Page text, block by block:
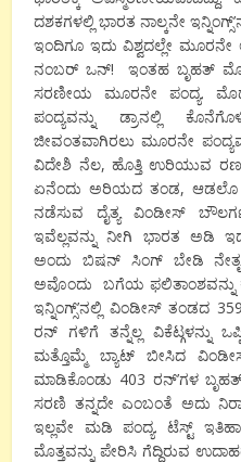
ದಶಕಗಳಲ್ಲಿ ಭಾರತ ನಾಲ್ಕನೇ
ಇಂದಿಗೂ ಇದು ವಿಶ್ವದಲ್ಲೇ
ನಂಬರ್ ಒನ್! ಇಂತಹ ಬೃಹತ್
ಸರಣೀಯ ಮೂರನೇ ಪಂದ್ಯ.
ಪಂದ್ಯವನ್ನು ಡ್ರಾನಲ್ಲಿ
ಜೀವಂತವಾಗಿರಲು ಮೂರನೇ
ವಿದೇಶಿ ನೆಲ, ಹೊತ್ತಿ ಉರಿಯುವ
ಏನೆಂದು ಅರಿಯದ ತಂಡ,
ನಡೆಸುವ ದೈತ್ಯ ವಿಂಡೀಸ್
ಇವೆಲ್ಲವನ್ನು ನೀಗಿ ಭಾರತ ಅಡಿ
ಅಂದು ಬಿಷನ್ ಸಿಂಗ್ ಬೇಡಿ
ಅವೊಂದು ಬಗೆಯ ಫಲಿತಾಂಶವನ್ನು
ಇನ್ನಿಂಗ್ಸ್’ನಲ್ಲಿ ವಿಂಡೀಸ್ ತಂಡದ 359
ರನ್ ಗಳಿಗೆ ತನ್ನೆಲ್ಲ ವಿಕೆಟ್ಗಳನ್ನು
ಮತ್ತೊಮ್ಮೆ ಬ್ಯಾಟ್ ಬೀಸಿದ
ಮಾಡಿಕೊಂಡು 403 ರನ್’ಗಳ
ಸರಣಿ ತನ್ನದೇ ಎಂಬಂತೆ ಅದು
ಇಲ್ಲವೇ ಮಡಿ ಪಂದ್ಯ. ಟೆಸ್ಟ್
ಮೊತ್ತವನ್ನು ಪೇರಿಸಿ ಗೆದ್ದಿರುವ